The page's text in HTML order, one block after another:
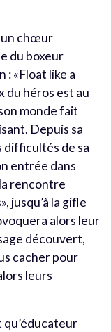
un chœur
du boxeur
: «Float like a
du héros est au
monde fait
Depuis sa
difficultés de sa
entrée dans
rencontre
jusqu’à la gifle
alors leur
découvert,
cacher pour
leurs
qu’éducateur